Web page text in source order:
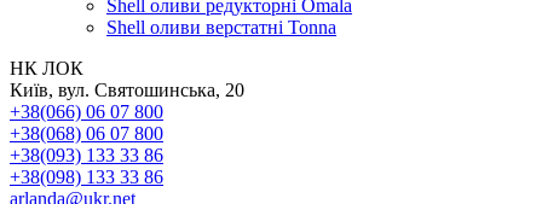
Shell оливи редукторні Omala
Shell оливи верстатні Tonna
НК ЛОК
Київ, вул. Святошинська, 20
+38(066) 06 07 800
+38(068) 06 07 800
+38(093) 133 33 86
+38(098) 133 33 86
arlanda@ukr.net